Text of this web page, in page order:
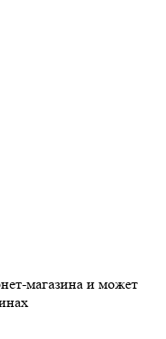
магазина и может